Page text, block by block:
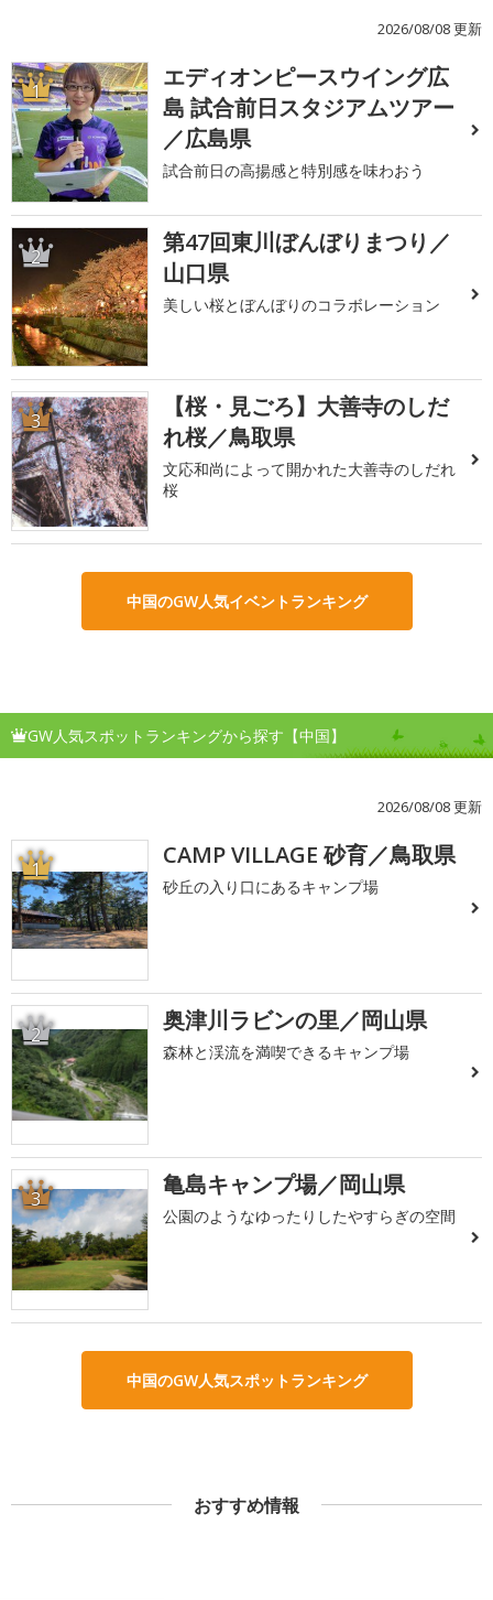
2026/08/08 更新
1
エディオンピースウイング広
島 試合前日スタジアムツアー
／広島県
試合前日の高揚感と特別感を味わおう
2
第47回東川ぼんぼりまつり／
山口県
美しい桜とぼんぼりのコラボレーション
3
【桜・見ごろ】大善寺のしだ
れ桜／鳥取県
文応和尚によって開かれた大善寺のしだれ
桜
中国のGW人気イベントランキング
GW人気スポットランキングから探す【中国】
2026/08/08 更新
1 CAMP VILLAGE 砂育／鳥取県
砂丘の入り口にあるキャンプ場
2 奥津川ラビンの里／岡山県
森林と渓流を満喫できるキャンプ場
3 亀島キャンプ場／岡山県
公園のようなゆったりしたやすらぎの空間
中国のGW人気スポットランキング
おすすめ情報